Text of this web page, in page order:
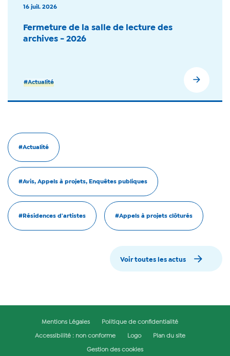
16 juil. 2026
Fermeture de la salle de lecture des
archives - 2026
#Actualité
#Actualité
#Avis, Appels à projets, Enquêtes publiques
#Résidences d'artistes #Appels à projets clôturés
Voir toutes les actus
Mentions Légales Politique de confidentialité
Accessibilité : non conforme Logo Plan du site
Gestion des cookies